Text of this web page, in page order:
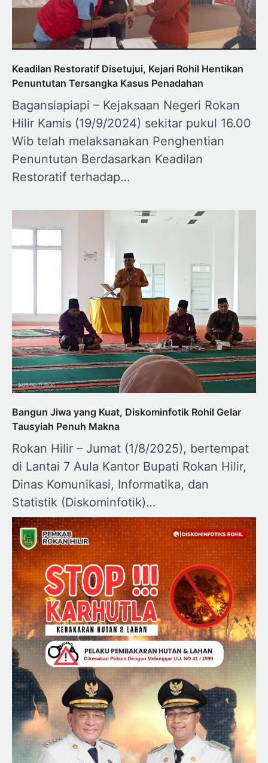
Keadilan Restoratif Disetujui, Kejari Rohil Hentikan
Penuntutan Tersangka Kasus Penadahan
Bagansiapiapi – Kejaksaan Negeri Rokan
Hilir Kamis (19/9/2024) sekitar pukul 16.00
Wib telah melaksanakan Penghentian
Penuntutan Berdasarkan Keadilan
Restoratif terhadap…
Bangun Jiwa yang Kuat, Diskominfotik Rohil Gelar
Tausyiah Penuh Makna
Rokan Hilir – Jumat (1/8/2025), bertempat
di Lantai 7 Aula Kantor Bupati Rokan Hilir,
Dinas Komunikasi, Informatika, dan
Statistik (Diskominfotik)…